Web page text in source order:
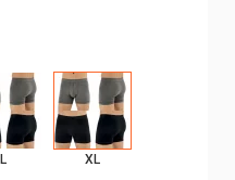
L XL